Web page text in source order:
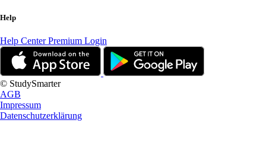
Help
Help CenterPremium Login
© StudySmarter
AGB
Impressum
Datenschutzerklärung